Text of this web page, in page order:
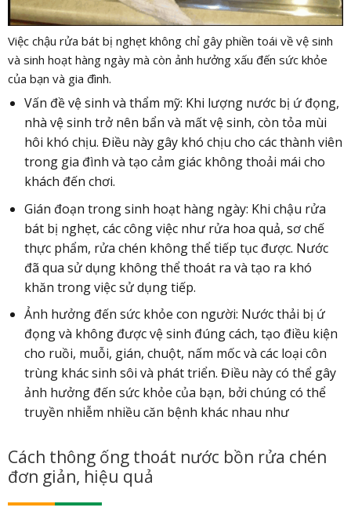
Việc chậu rửa bát bị nghẹt không chỉ gây phiền toái về vệ sinh
và sinh hoạt hàng ngày mà còn ảnh hưởng xấu đến sức khỏe
của bạn và gia đình.
Vấn đề vệ sinh và thẩm mỹ: Khi lượng nước bị ứ đọng,
nhà vệ sinh trở nên bẩn và mất vệ sinh, còn tỏa mùi
hôi khó chịu. Điều này gây khó chịu cho các thành viên
trong gia đình và tạo cảm giác không thoải mái cho
khách đến chơi.
Gián đoạn trong sinh hoạt hàng ngày: Khi chậu rửa
bát bị nghẹt, các công việc như rửa hoa quả, sơ chế
thực phẩm, rửa chén không thể tiếp tục được. Nước
đã qua sử dụng không thể thoát ra và tạo ra khó
khăn trong việc sử dụng tiếp.
Ảnh hưởng đến sức khỏe con người: Nước thải bị ứ
đọng và không được vệ sinh đúng cách, tạo điều kiện
cho ruồi, muỗi, gián, chuột, nấm mốc và các loại côn
trùng khác sinh sôi và phát triển. Điều này có thể gây
ảnh hưởng đến sức khỏe của bạn, bởi chúng có thể
truyền nhiễm nhiều căn bệnh khác nhau như
Cách thông ống thoát nước bồn rửa chén
đơn giản, hiệu quả